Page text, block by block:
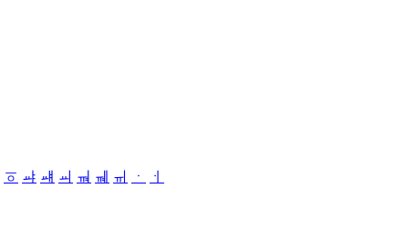
ㆆ ㆇ ㆈ ㆉ ㆊ ㆋ ㆌ ㆍ
ㆎ